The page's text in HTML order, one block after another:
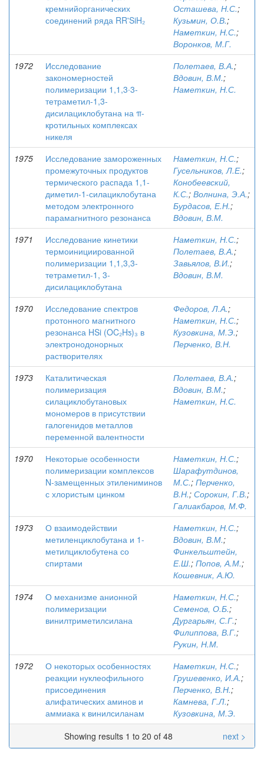
кремнийорганических
соединений ряда RR'SiH₂
Осташева, Н.С.;
Кузьмин, О.В.;
Наметкин, Н.С.;
Воронков, М.Г.
1972
Исследование
закономерностей
полимеризации 1,1,3∙3-
тетраметил-1,3-
дисилациклобутана на π-
кротильных комплексах
никеля
Полетаев, В.А.;
Вдовин, В.М.;
Наметкин, Н.С.
1975
Исследование замороженных
промежуточных продуктов
термического распада 1,1-
диметил-1-силациклобутана
методом электронного
парамагнитного резонанса
Наметкин, Н.С.;
Гусельников, Л.Е.;
Конобеевский,
К.С.; Волнина, Э.А.;
Бурдасов, Е.Н.;
Вдовин, В.М.
1971
Исследование кинетики
термоинициированной
полимеризации 1,1,3,3-
тетраметил-1, 3-
дисилациклобутана
Наметкин, Н.С.;
Полетаев, В.А.;
Завьялов, В.И.;
Вдовин, В.М.
1970
Исследование спектров
протонного магнитного
резонанса HSi (OC₂Hƽ)₃ в
электронодонорных
растворителях
Федоров, Л.А.;
Наметкин, Н.С.;
Кузовкина, М.Э.;
Перченко, В.Н.
1973
Каталитическая
полимеризация
силациклобутановых
мономеров в присутствии
галогенидов металлов
переменной валентности
Полетаев, В.А.;
Вдовин, В.М.;
Наметкин, Н.С.
1970
Некоторые особенности
полимеризации комплексов
N-замещенных этилениминов
с хлористым цинком
Наметкин, Н.С.;
Шарафутдинов,
М.С.; Перченко,
В.Н.; Сорокин, Г.В.;
Галиакбаров, М.Ф.
1973
О взаимодействии
метиленциклобутана и 1-
метилциклобутена со
спиртами
Наметкин, Н.С.;
Вдовин, В.М.;
Финкельштейн,
Е.Ш.; Попов, А.М.;
Кошевник, А.Ю.
1974
О механизме анионной
полимеризации
винилтриметилсилана
Наметкин, Н.С.;
Семенов, О.Б.;
Дургарьян, С.Г.;
Филиппова, В.Г.;
Рукин, Н.М.
1972
О некоторых особенностях
реакции нуклеофильного
присоединения
алифатических аминов и
аммиака к винилсиланам
Наметкин, Н.С.;
Грушевенко, И.А.;
Перченко, В.Н.;
Камнева, Г.Л.;
Кузовкина, М.Э.
Showing results 1 to 20 of 48
next >